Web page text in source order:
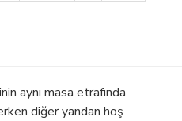
aynı masa etrafında
diğer yandan hoş